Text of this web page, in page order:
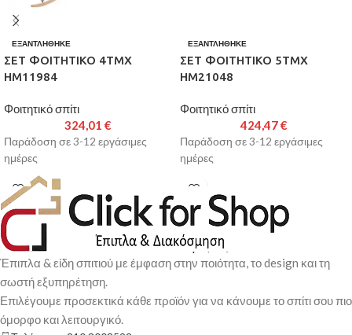
ΕΞΑΝΤΛΉΘΗΚΕ
ΣΕΤ ΦΟΙΤΗΤΙΚΟ 4ΤΜΧ
HM11984
Φοιτητικό σπίτι
324,01 €
Παράδοση σε 3-12 εργάσιμες
ημέρες
ΕΞΑΝΤΛΉΘΗΚΕ
ΣΕΤ ΦΟΙΤΗΤΙΚΟ 5ΤΜΧ
HM21048
Φοιτητικό σπίτι
424,47€
Παράδοση σε 3-12 εργάσιμες
ημέρες
Έπιπλα & είδη σπιτιού με έμφαση στην ποιότητα, το design και τη
σωστή εξυπηρέτηση.
Επιλέγουμε προσεκτικά κάθε προϊόν για να κάνουμε το σπίτι σου πιο
όμορφο και λειτουργικό.